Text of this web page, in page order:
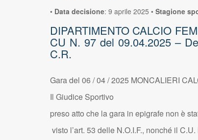
• Data decisione: 9 aprile 2025 • Stagione
DIPARTIMENTO CALCIO
CU N. 97 del 09.04.2025 –
C.R.
Gara del 06 / 04 / 2025 MONCALIERI
Il Giudice Sportivo
preso atto che la gara in epigrafe non è
visto l’art. 53 delle N.O.I.F., nonché il